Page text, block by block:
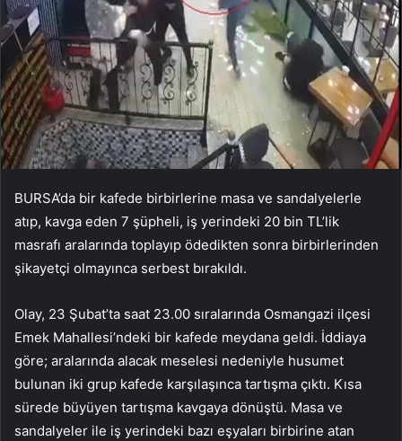
BURSA’da bir kafede birbirlerine masa ve sandalyelerle
atıp, kavga eden 7 şüpheli, iş yerindeki 20 bin TL’lik
masrafı aralarında toplayıp ödedikten sonra birbirlerinden
şikayetçi olmayınca serbest bırakıldı.
Olay, 23 Şubat’ta saat 23.00 sıralarında Osmangazi ilçesi
Emek Mahallesi’ndeki bir kafede meydana geldi. İddiaya
göre; aralarında alacak meselesi nedeniyle husumet
bulunan iki grup kafede karşılaşınca tartışma çıktı. Kısa
sürede büyüyen tartışma kavgaya dönüştü. Masa ve
sandalyeler ile iş yerindeki bazı eşyaları birbirine atan